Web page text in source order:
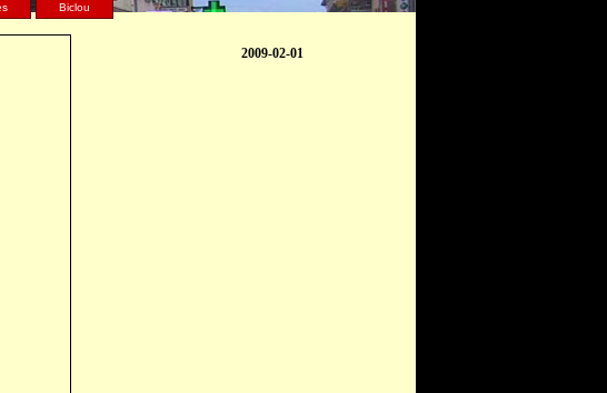
Biclou
2009-02-01